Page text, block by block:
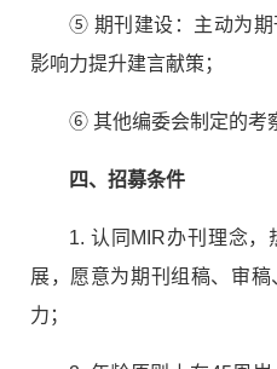
⑤ 期刊建设：主动为
影响力提升建言献策；
⑥ 其他编委会制定的考
四、招募条件
1. 认同 MIR办刊理念，
展，愿意为期刊组稿、审
力；